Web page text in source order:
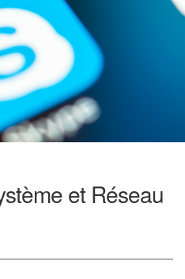
et Réseau